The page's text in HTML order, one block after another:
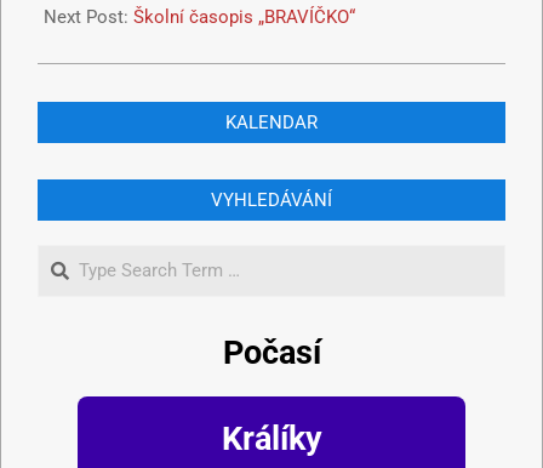
Next Post: Školní časopis „BRAVÍČKO“
KALENDAR
VYHLEDÁVÁNÍ
Počasí
Králíky